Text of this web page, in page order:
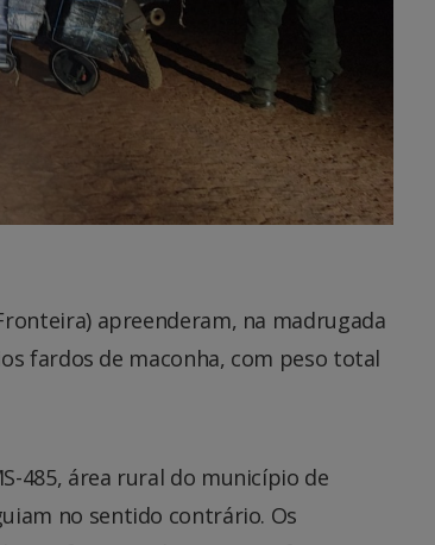
apreenderam, na madrugada
fardos de maconha, com peso total
485, área rural do município de
no sentido contrário. Os